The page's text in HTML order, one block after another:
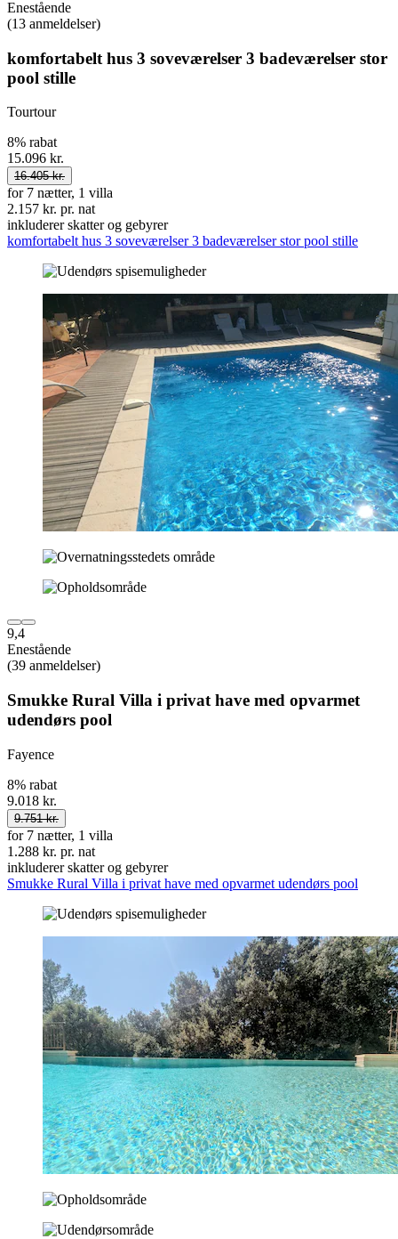
Enestående
(13 anmeldelser)
komfortabelt hus 3 soveværelser 3 badeværelser stor
pool stille
Tourtour
8% rabat
15.096 kr.
16.405 kr.
for 7 nætter, 1 villa
2.157 kr. pr. nat
inkluderer skatter og gebyrer
komfortabelt hus 3 soveværelser 3 badeværelser stor pool stille
9,4
Enestående
(39 anmeldelser)
Smukke Rural Villa i privat have med opvarmet
udendørs pool
Fayence
8% rabat
9.018 kr.
9.751 kr.
for 7 nætter, 1 villa
1.288 kr. pr. nat
inkluderer skatter og gebyrer
Smukke Rural Villa i privat have med opvarmet udendørs pool